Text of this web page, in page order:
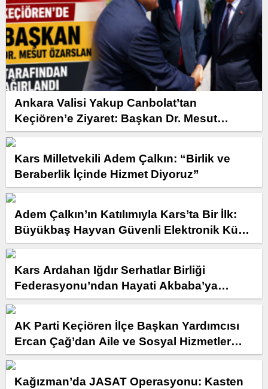
Ankara Valisi Yakup Canbolat’tan
Keçiören’e Ziyaret: Başkan Dr. Mesut
Özarslan Ağırladı
Kars Milletvekili Adem Çalkın: “Birlik ve
Beraberlik İçinde Hizmet Diyoruz”
Adem Çalkın’ın Katılımıyla Kars’ta Bir İlk:
Büyükbaş Hayvan Güvenli Elektronik Küpe
Programı Başlatıldıu
Kars Ardahan Iğdır Serhatlar Birliği
Federasyonu’ndan Hayati Akbaba’ya
Anlamlı Ziyaret
AK Parti Keçiören İlçe Başkan Yardımcısı
Ercan Çağ’dan Aile ve Sosyal Hizmetler
Bakanlığı’na Önemli Ziyaret
Kağızman’da JASAT Operasyonu: Kasten